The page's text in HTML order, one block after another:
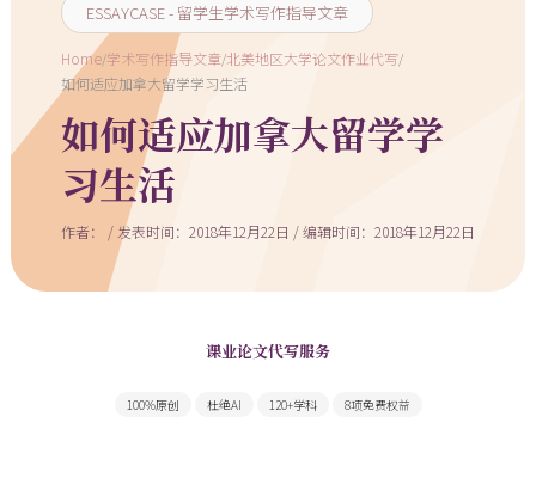
ESSAYCASE - 留学生学术写作指导文章
Home/学术写作指导文章/北美地区大学论文作业代写/
如何适应加拿大留学学习生活
如何适应加拿大留学学
习生活
作者： / 发表时间：2018年12月22日 / 编辑时间：2018年12月22日
课业论文代写服务
100%原创 杜绝AI 120+学科 8项免费权益